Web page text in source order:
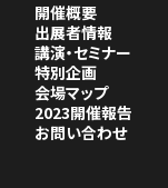
開催概要
出展者情報
講演・セミナー
特別企画
会場マップ
2023開催報告
お問い合わせ